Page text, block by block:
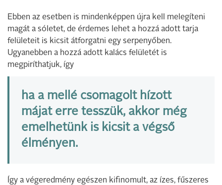
Ebben az esetben is mindenképpen újra kell melegíteni
magát a sóletet, de érdemes lehet a hozzá adott tarja
felületeit is kicsit átforgatni egy serpenyőben.
Ugyanebben a hozzá adott kalács felületét is
megpiríthatjuk, így
ha a mellé csomagolt hízott
májat erre tesszük, akkor még
emelhetünk is kicsit a végső
élményen.
Így a végeredmény egészen kifinomult, az ízes, fűszeres